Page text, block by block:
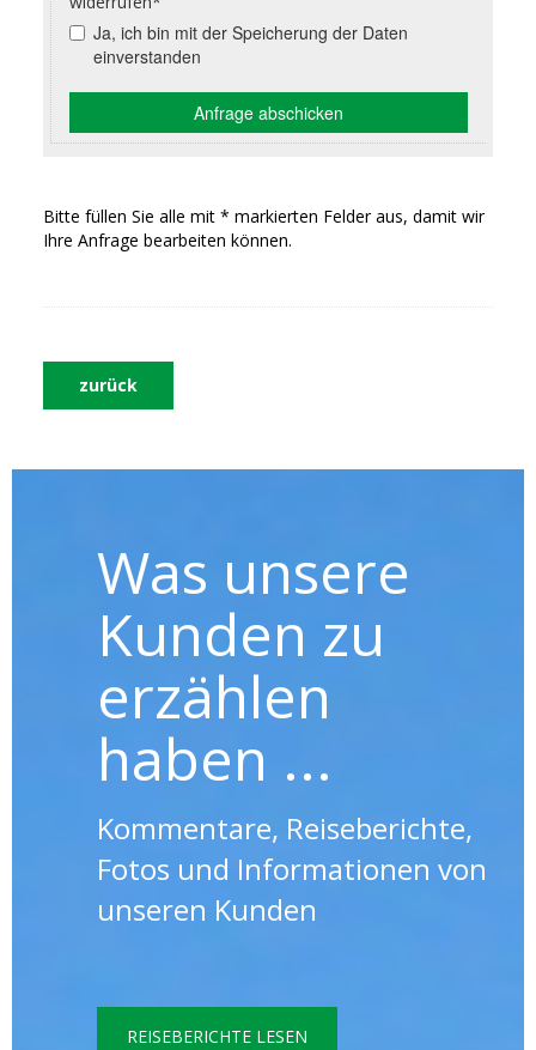
Bitte füllen Sie alle mit * markierten Felder aus, damit wir
Ihre Anfrage bearbeiten können.
zurück
Was unsere
Kunden zu
erzählen
haben ...
Kommentare, Reiseberichte,
Fotos und Informationen von
unseren Kunden
REISEBERICHTE LESEN